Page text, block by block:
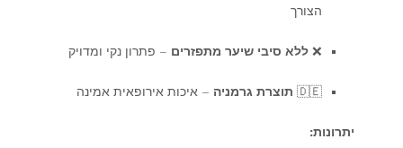
הצורך
❌ ללא סיבי שיער מתפזרים – פתרון נקי ומדויק
🇩🇪 תוצרת גרמניה – איכות אירופאית אמינה
יתרונות: